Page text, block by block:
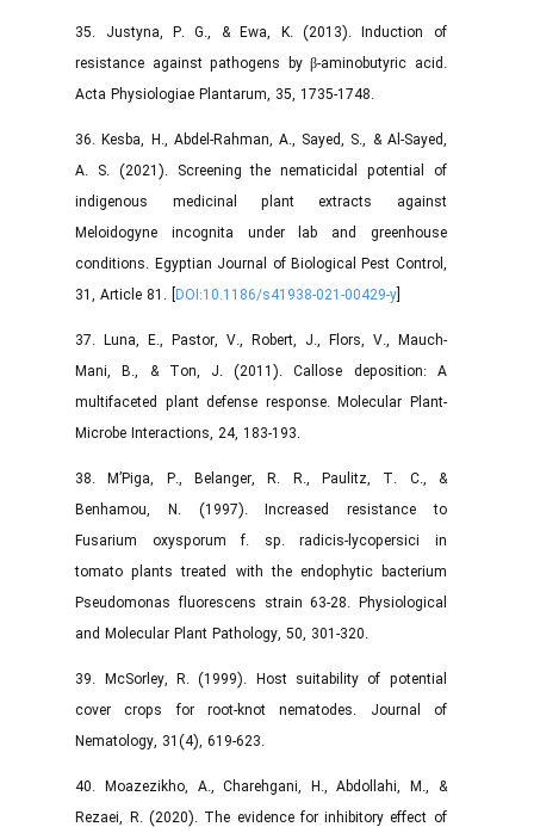
35. Justyna, P. G., & Ewa, K. (2013). Induction of
resistance against pathogens by β-aminobutyric acid.
Acta Physiologiae Plantarum, 35, 1735-1748.
36. Kesba, H., Abdel-Rahman, A., Sayed, S., & Al-Sayed,
A. S. (2021). Screening the nematicidal potential of
indigenous medicinal plant extracts against
Meloidogyne incognita under lab and greenhouse
conditions. Egyptian Journal of Biological Pest Control,
31, Article 81. [DOI:10.1186/s41938-021-00429-y
37. Luna, E., Pastor, V., Robert, J., Flors, V., Mauch-
Mani, B., & Ton, J. (2011). Callose deposition: A
multifaceted plant defense response. Molecular Plant-
Microbe Interactions, 24, 183-193.
38. M’Piga, P., Belanger, R. R., Paulitz, T. C., &
Benhamou, N. (1997). Increased resistance to
Fusarium oxysporum f. sp. radicis-lycopersici in
tomato plants treated with the endophytic bacterium
Pseudomonas fluorescens strain 63-28. Physiological
and Molecular Plant Pathology, 50, 301-320.
39. McSorley, R. (1999). Host suitability of potential
cover crops for root-knot nematodes. Journal of
Nematology, 31(4), 619-623.
40. Moazezikho, A., Charehgani, H., Abdollahi, M., &
Rezaei, R. (2020). The evidence for inhibitory effect of